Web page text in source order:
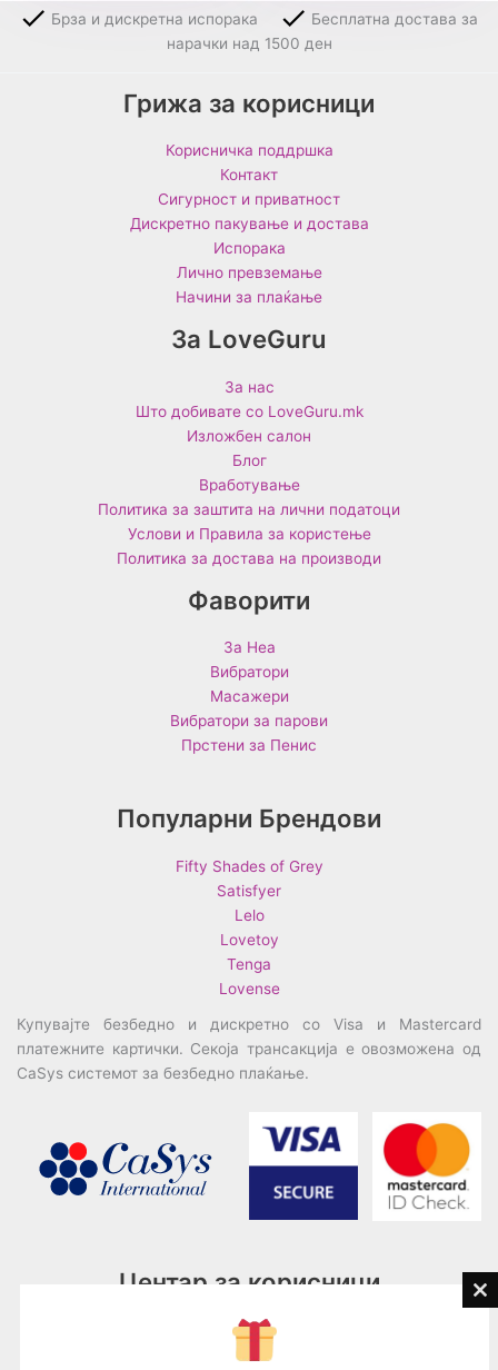
Брза и дискретна испорака
Бесплатна достава за
нарачки над 1500 ден
Грижа за корисници
Корисничка поддршка
Контакт
Сигурност и приватност
Дискретно пакување и достава
Испорака
Лично превземање
Начини за плаќање
За LoveGuru
За нас
Што добивате со LoveGuru.mk
Изложбен салон
Блог
Вработување
Политика за заштита на лични податоци
Услови и Правила за користење
Политика за достава на производи
Фаворити
За Неа
Вибратори
Масажери
Вибратори за парови
Прстени за Пенис
Популарни Брендови
Fifty Shades of Grey
Satisfyer
Lelo
Lovetoy
Tenga
Lovense
Купувајте безбедно и дискретно со Visa и Mastercard
платежните картички. Секоја трансакција е овозможена од
CaSys системот за безбедно плаќање.
Центар за корисници
076945497; 076945498
contact@loveguru.mk